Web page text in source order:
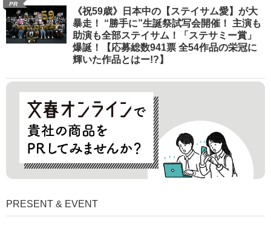
PR
《祝59歳》日本中の【ステイサム愛】が大
暴走！ “勝手に”生誕祭試写会開催！ 主演も
助演も全部ステイサム！「ステサミー賞」
爆誕！【応募総数941票 全54作品の栄冠に
輝いた作品とはー!?】
PRESENT & EVENT